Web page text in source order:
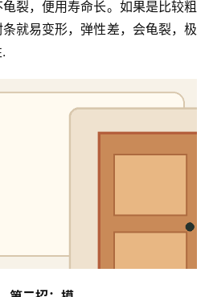
裂，便用寿命长。如果是比较粗
就易变形，弹性差，会龟裂，极